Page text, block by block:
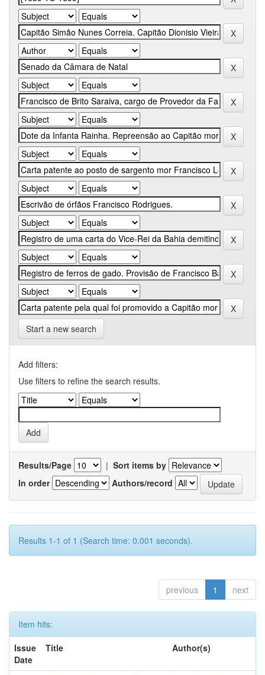
Start a new search
Add filters:
Use filters to refine the search results.
Results/Page | Sort items by
In order
Authors/record
Results 1-1 of 1 (Search time: 0.001 seconds).
previous 1 next
Item hits:
Issue
Date
Title Author(s)